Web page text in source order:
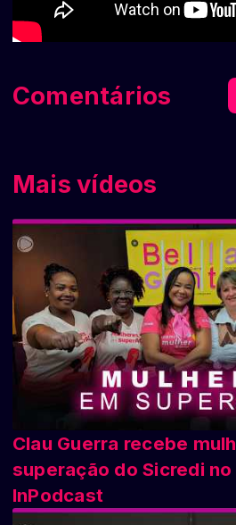
Mais vídeos
Clau Guerra recebe
superação do Sicredi no
InPodcast
Comentários